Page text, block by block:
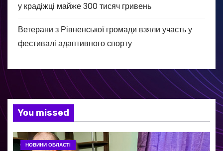
у крадіжці майже 300 тисяч гривень
Ветерани з Рівненської громади взяли участь у
фестивалі адаптивного спорту
You missed
НОВИНИ ОБЛАСТІ